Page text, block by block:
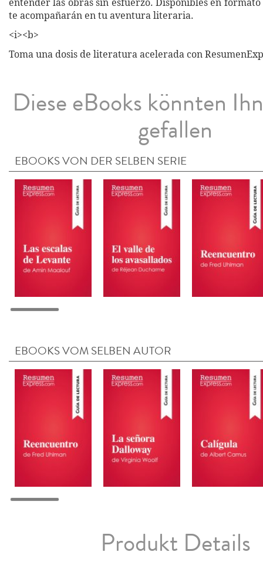
entender las obras sin esfuerzo. Disponibles en
te acompañarán en tu aventura literaria.
<i><b>
Toma una dosis de literatura acelerada con
Diese eBooks könnten
gefallen
EBOOKS VON DER SELBEN SERIE
EBOOKS VOM SELBEN AUTOR
Produkt Details